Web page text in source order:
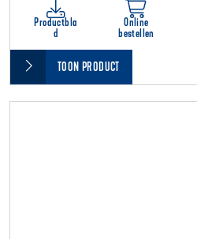
Productbla
d
Online
bestellen
TOON PRODUCT